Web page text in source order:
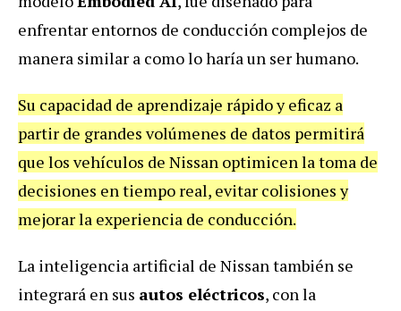
enfrentar entornos de conducción complejos de
manera similar a como lo haría un ser humano.
Su capacidad de aprendizaje rápido y eficaz a
partir de grandes volúmenes de datos permitirá
que los vehículos de Nissan optimicen la toma de
decisiones en tiempo real, evitar colisiones y
mejorar la experiencia de conducción.
La inteligencia artificial de Nissan también se
integrará en sus autos eléctricos, con la